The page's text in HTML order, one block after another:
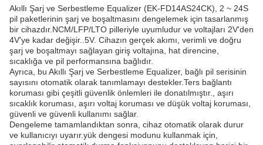
Akıllı Şarj ve Serbestleme Equalizer (EK-FD14AS24CK), 2 ~ 24S
pil paketlerinin şarj ve boşaltmasını dengelemek için tasarlanmış
bir cihazdır.NCM/LFP/LTO pilleriyle uyumludur ve voltajları 2V'den
4V'ye kadar değişir..5V. Cihazın gerçek akımı, verimli ve doğru
şarj ve boşaltmayı sağlayan giriş voltajına, hat direncine,
sıcaklığa ve pil performansına bağlıdır.
Ayrıca, bu Akıllı Şarj ve Serbestleme Equalizer, bağlı pil serisinin
sayısını otomatik olarak tanımlamayı destekler.Ters bağlantı
koruması gibi çeşitli güvenlik önlemleri ile donatılmıştır., aşırı
sıcaklık koruması, aşırı voltaj koruması ve düşük voltaj koruması,
güvenli ve güvenli kullanımı sağlar.
Dengeleme tamamlandıktan sonra, cihaz otomatik olarak durur
ve kullanıcıyı uyarır.yük dengesi modunu kullanmak için,